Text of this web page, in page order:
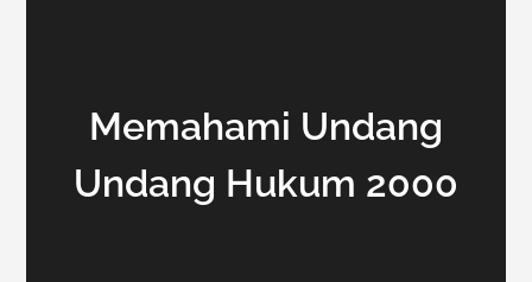
Memahami Undang
Undang Hukum 2000